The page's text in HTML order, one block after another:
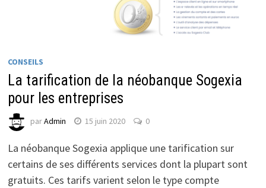
CONSEILS
La tarification de la néobanque Sogexia
pour les entreprises
parAdmin 15 juin 2020 0
La néobanque Sogexia applique une tarification sur
certains de ses différents services dont la plupart sont
gratuits. Ces tarifs varient selon le type compte